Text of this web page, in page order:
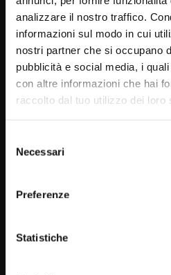
analizzare il nostro traffico.
informazioni sul modo in cui
nostri partner che si occupano
pubblicità e social media, i
con altre informazioni che hai
raccolto dal tuo utilizzo dei loro
delNecessari
Preferenze
Statistiche